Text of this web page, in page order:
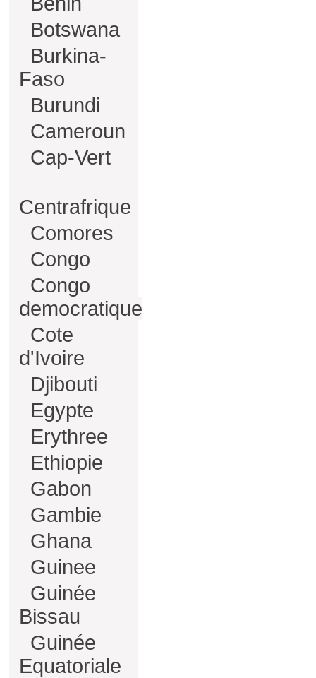
Botswana
Burkina-
Faso
Burundi
Cameroun
Cap-Vert
Centrafrique
Comores
Congo
Congo
democratique
Cote
d'Ivoire
Djibouti
Egypte
Erythree
Ethiopie
Gabon
Gambie
Ghana
Guinee
Guinée
Bissau
Guinée
Equatoriale